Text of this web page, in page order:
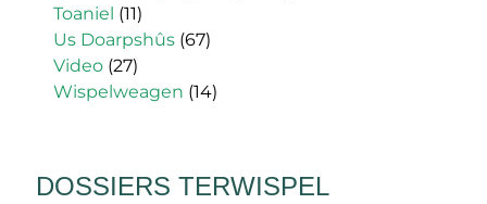
Toaniel (11)
Us Doarpshûs (67)
Video (27)
Wispelweagen (14)
DOSSIERS TERWISPEL